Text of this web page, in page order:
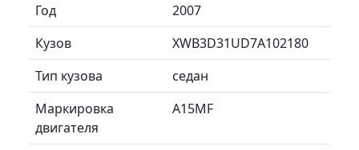
Год
2007
Кузов
XWB3D31UD7A102180
Тип кузова
седан
Маркировка
двигателя
A15MF